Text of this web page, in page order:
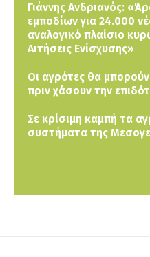
Γιάννης Ανδριανός:
εμποδίων για 24.000
αναλογικό πλαίσιο
Αιτήσεις Ενίσχυσης»
Οι αγρότες θα
πριν χάσουν την
Σε κρίσιμη καμπή τα
συστήματα της